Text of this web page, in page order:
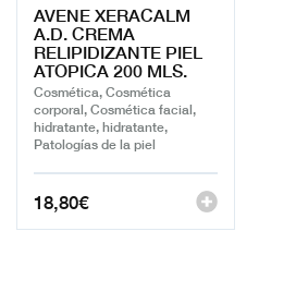
AVENE XERACALM
A.D. CREMA
RELIPIDIZANTE PIEL
ATOPICA 200 MLS.
Cosmética, Cosmética
corporal, Cosmética facial,
hidratante, hidratante,
Patologías de la piel
18,80€